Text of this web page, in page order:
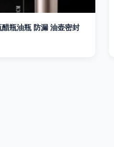
瓶油瓶 防漏 油壶密封